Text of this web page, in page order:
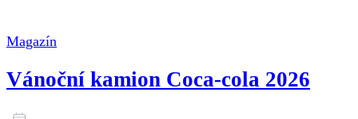
Magazín
Vánoční kamion Coca-cola 2026